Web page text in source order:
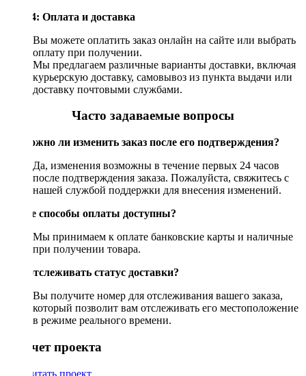
Шаг 4: Оплата и доставка
Вы можете оплатить заказ онлайн на сайте или выбрать
оплату при получении.
Мы предлагаем различные варианты доставки, включая
курьерскую доставку, самовывоз из пункта выдачи или
доставку почтовыми службами.
Часто задаваемые вопросы
Возможно ли изменить заказ после его подтверждения?
Да, изменения возможны в течение первых 24 часов
после подтверждения заказа. Пожалуйста, свяжитесь с
нашей службой поддержки для внесения изменений.
Какие способы оплаты доступны?
Мы принимаем к оплате банковские карты и наличные
при получении товара.
Как отслеживать статус доставки?
Вы получите номер для отслеживания вашего заказа,
который позволит вам отслеживать его местоположение
в режиме реального времени.
Рассчет проекта
Рассчитать проект